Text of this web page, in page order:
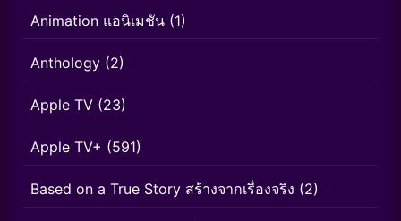
Animation แอนิเมชัน (1)
Anthology (2)
Apple TV (23)
Apple TV+ (591)
Based on a True Story สร้างจากเรื่องจริง (2)